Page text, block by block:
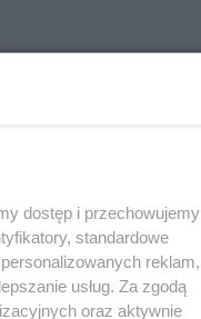
dostęp i przechowujemy
standardowe
reklam,
usług. Za zgodą
oraz aktywnie